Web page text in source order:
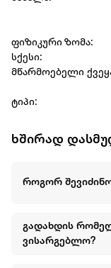
ფიზიკური ზომა:
სქესი:
მწარმოებელი
ტიპი:
ხშირად
როგორ
გადახდის
ვისარგებლო?